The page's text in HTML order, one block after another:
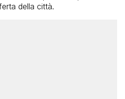
della città.